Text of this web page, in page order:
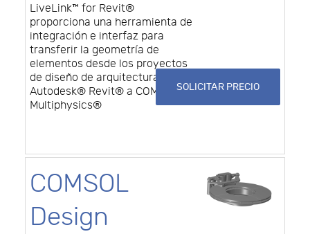
LiveLink™ for Revit®
proporciona una herramienta de
integración e interfaz para
transferir la geometría de
elementos desde los proyectos
de diseño de arquitectura en
Autodesk® Revit® a COMSOL
Multiphysics®
SOLICITAR PRECIO
COMSOL
Design